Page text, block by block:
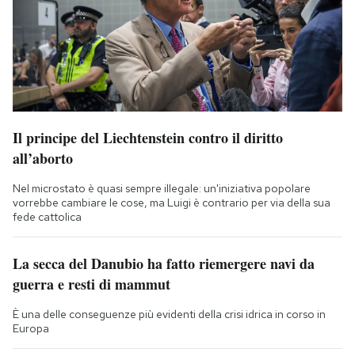
Il principe del Liechtenstein contro il diritto
all’aborto
Nel microstato è quasi sempre illegale: un'iniziativa popolare
vorrebbe cambiare le cose, ma Luigi è contrario per via della sua
fede cattolica
La secca del Danubio ha fatto riemergere navi da
guerra e resti di mammut
È una delle conseguenze più evidenti della crisi idrica in corso in
Europa